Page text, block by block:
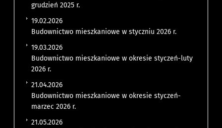
grudzień 2025 r.
19.02.2026
Budownictwo mieszkaniowe w styczniu 2026 r.
19.03.2026
Budownictwo mieszkaniowe w okresie styczeń-luty
2026 r.
21.04.2026
Budownictwo mieszkaniowe w okresie styczeń-
marzec 2026 r.
21.05.2026